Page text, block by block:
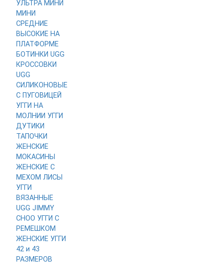
УЛЬТРА МИНИ
МИНИ
СРЕДНИЕ
ВЫСОКИЕ НА
ПЛАТФОРМЕ
БОТИНКИ UGG
КРОССОВКИ
UGG
СИЛИКОНОВЫЕ
С ПУГОВИЦЕЙ
УГГИ НА
МОЛНИИ УГГИ
ДУТИКИ
ТАПОЧКИ
ЖЕНСКИЕ
МОКАСИНЫ
ЖЕНСКИЕ С
МЕХОМ ЛИСЫ
УГГИ
ВЯЗАННЫЕ
UGG JIMMY
CHOO УГГИ С
РЕМЕШКОМ
ЖЕНСКИЕ УГГИ
42 и 43
РАЗМЕРОВ